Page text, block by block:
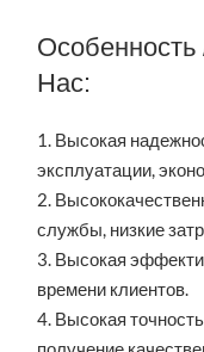
Нас:
1. Высокая
эксплуатации,
2.
службы, низкие
3. Высокая
времени клиентов.
4. Высокая